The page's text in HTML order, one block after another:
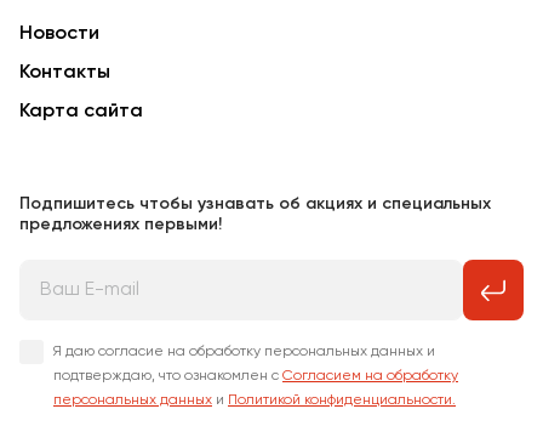
Новости
Контакты
Карта сайта
Подпишитесь чтобы узнавать об акциях и специальных
предложениях первыми!
Я даю согласие на обработку персональных данных и
подтверждаю, что ознакомлен с Согласием на обработку
персональных данных и Политикой конфиденциальности.